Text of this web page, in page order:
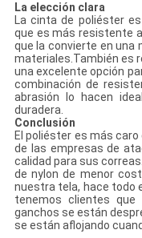
La elección clara
La cinta de poliéster
que es más resistente
que la convierte en una
materiales.También es
una excelente opción
combinación de
abrasión lo hacen
duradera.
Conclusión
El poliéster es más
de las empresas de
calidad para sus
de nylon de menor
nuestra tela, hace todo
tenemos clientes
ganchos se están
se están aflojando